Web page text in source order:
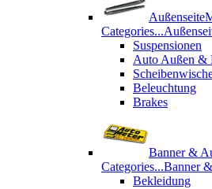
Außenseite
Categories...
Suspensionen
Auto Außen &
Beleuchtung
Brakes
Banner &
Categories...Banner
Bekleidung